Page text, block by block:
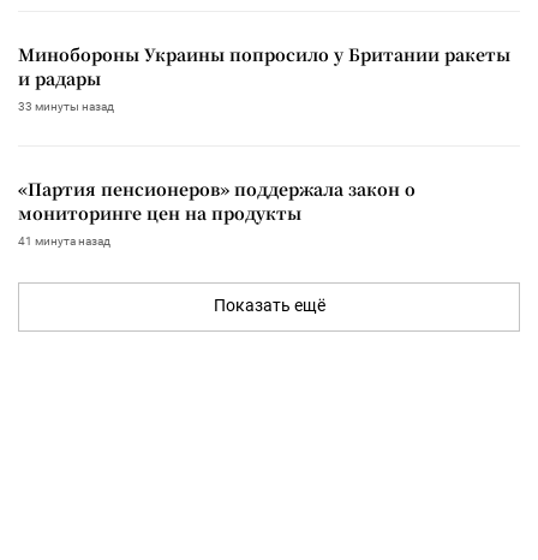
Минобороны Украины попросило у Британии ракеты
и радары
33 минуты назад
«Партия пенсионеров» поддержала закон о
мониторинге цен на продукты
41 минута назад
Показать ещё